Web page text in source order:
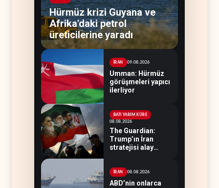
Hürmüz krizi Guyana ve
Afrika'daki petrol
üreticilerine yaradı
İRAN 09.08.2026
Umman: Hürmüz
görüşmeleri yapıcı
ilerliyor
BATI YARIM KÜRE
08.08.2026
The Guardian:
Trump’ın İran
stratejisi alay
İRAN 08.08.2026
ABD’nin onlarca